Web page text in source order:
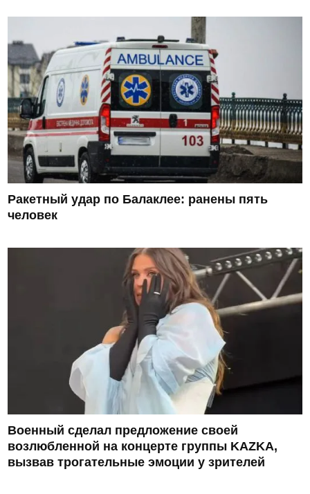
Ракетный удар по Балаклее: ранены пять
человек
Военный сделал предложение своей
возлюбленной на концерте группы KAZKA,
вызвав трогательные эмоции у зрителей